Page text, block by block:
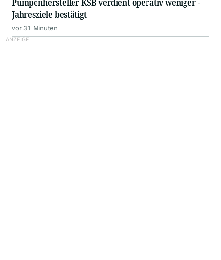
Pumpenhersteller KSB verdient operativ weniger -
Jahresziele bestätigt
vor 31 Minuten